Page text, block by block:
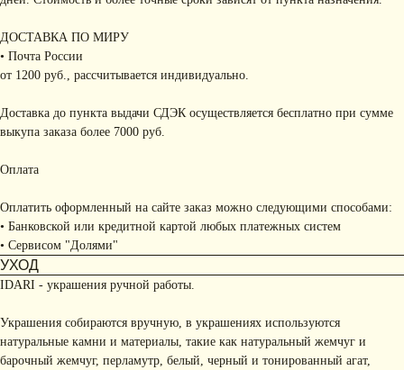
ДОСТАВКА ПО МИРУ
• Почта России
от 1200 руб., рассчитывается индивидуально.
Доставка до пункта выдачи СДЭК осуществляется бесплатно при сумме
выкупа заказа более 7000 руб.
Оплата
Оплатить оформленный на сайте заказ можно следующими способами:
• Банковской или кредитной картой любых платежных систем
• Сервисом "Долями"
УХОД
IDARI - украшения ручной работы.
Украшения собираются вручную, в украшениях используются
натуральные камни и материалы, такие как натуральный жемчуг и
барочный жемчуг, перламутр, белый, черный и тонированный агат,